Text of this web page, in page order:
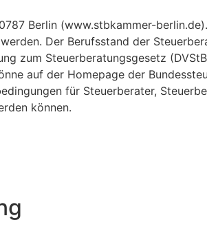
Berlin (www.stbkammer-
Der Berufsstand der
zum Steuerberatungsgesetz
auf der Homepage der
für Steuerberater,
können.